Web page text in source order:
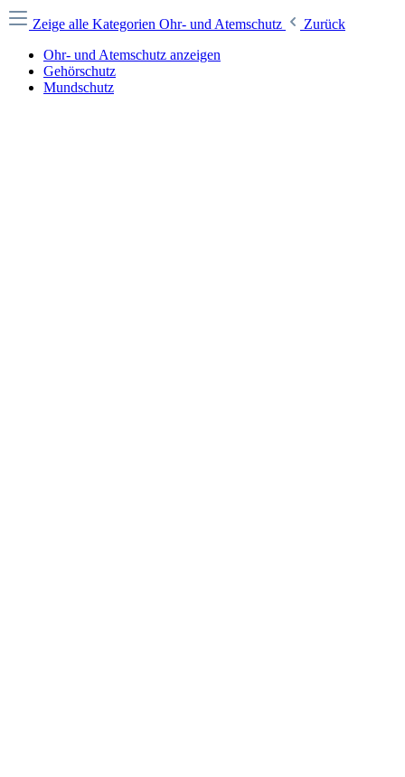
Zeige alle Kategorien Ohr- und Atemschutz
Zurück
Ohr- und Atemschutz anzeigen
Gehörschutz
Mundschutz